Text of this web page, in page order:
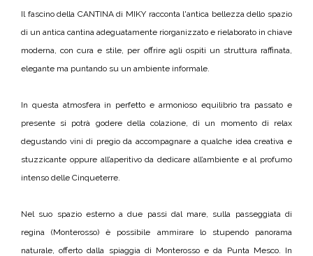
Il fascino della CANTINA di MIKY racconta l'antica bellezza dello spazio
di un antica cantina adeguatamente riorganizzato e rielaborato in chiave
moderna, con cura e stile, per offrire agli ospiti un struttura raffinata,
elegante ma puntando su un ambiente informale.
In questa atmosfera in perfetto e armonioso equilibrio tra passato e
presente si potrà godere della colazione, di un momento di relax
degustando vini di pregio da accompagnare a qualche idea creativa e
stuzzicante oppure all’aperitivo da dedicare all’ambiente e al profumo
intenso delle Cinqueterre.
Nel suo spazio esterno a due passi dal mare, sulla passeggiata di
regina (Monterosso) è possibile ammirare lo stupendo panorama
naturale, offerto dalla spiaggia di Monterosso e da Punta Mesco. In